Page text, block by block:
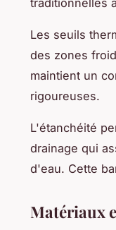
Les seuils
des zones
maintient un
rigoureuses.
L'étanchéité
drainage qui
d'eau. Cette
Matériaux